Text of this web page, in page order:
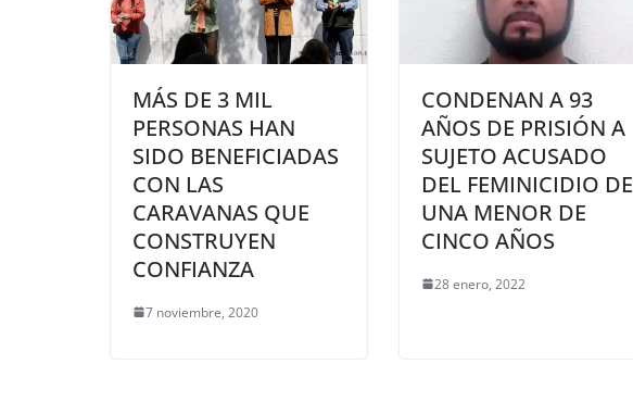
MÁS DE 3 MIL
PERSONAS HAN
SIDO BENEFICIADAS
CON LAS
CARAVANAS QUE
CONSTRUYEN
CONFIANZA
7 noviembre, 2020
CONDENAN A 93
AÑOS DE PRISIÓN A
SUJETO ACUSADO
DEL FEMINICIDIO DE
UNA MENOR DE
CINCO AÑOS
28 enero, 2022